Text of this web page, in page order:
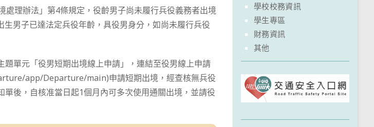
處理辦法」第4條規定，役齡男子尚未履行兵役義務者出境
男子已達法定兵役年齡，具役男身分，如尚未履行兵役
單元「役男短期出境線上申請」，連結至役男線上申請
app/Departure/main)申請短期出境，經查核無兵役
後，自核准當日起1個月內可多次使用通關出境，並請役
學校校務資訊
學生專區
財務資訊
其他